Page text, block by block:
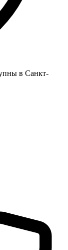
в Санкт-